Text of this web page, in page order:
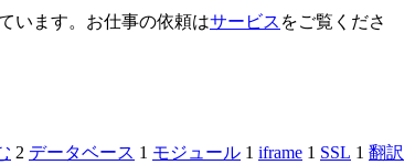
います。お仕事の依頼はサービス をご覧くださ
2 データベース 1 モジュール 1 iframe 1 SSL 1 翻訳